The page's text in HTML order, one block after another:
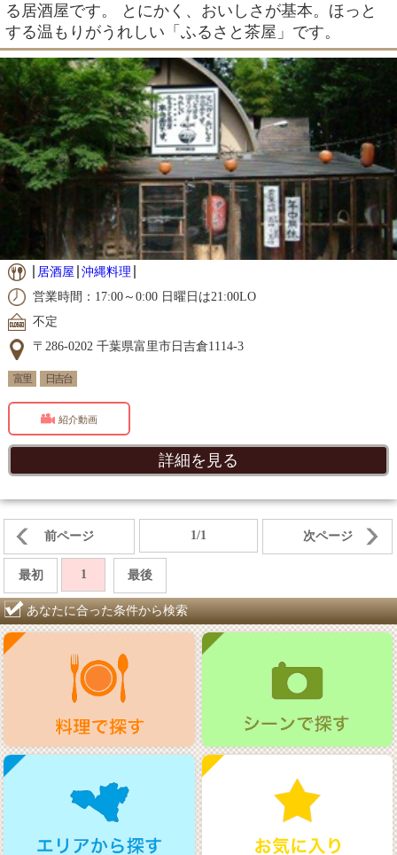
る居酒屋です。 とにかく、おいしさが基本。ほっと
する温もりがうれしい「ふるさと茶屋」です。
居酒屋 沖縄料理
営業時間：17:00～0:00 日曜日は21:00LO
不定
〒286-0202 千葉県富里市日吉倉1114-3
富里 日吉台
紹介動画
詳細を見る
前ページ 1/1 次ページ
最初 1 最後
あなたに合った条件から検索